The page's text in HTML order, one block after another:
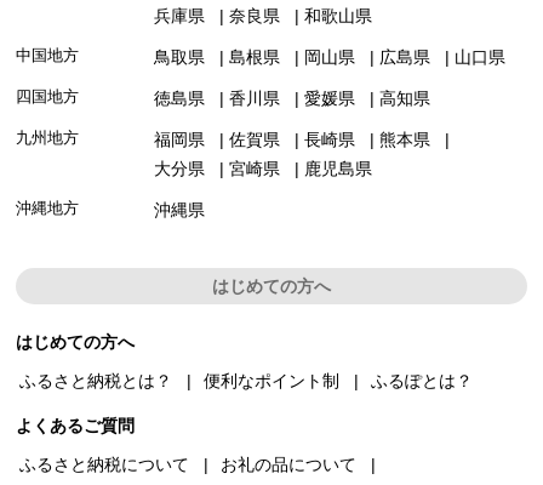
兵庫県
奈良県 和歌山県
中国地方 鳥取県 島根県 岡山県 広島県 山口県
四国地方 徳島県 香川県 愛媛県 高知県
九州地方 福岡県 佐賀県 長崎県
熊本県
大分県
宮崎県 鹿児島県
沖縄地方 沖縄県
はじめての方へ
はじめての方へ
ふるさと納税とは？
便利なポイント制 ふるぽとは？
よくあるご質問
ふるさと納税について
お礼の品について